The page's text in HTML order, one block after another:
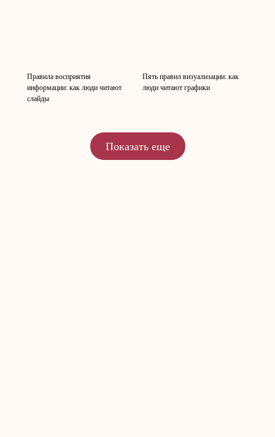
Правила восприятия
информации: как люди читают
слайды
Пять правил визуализации: как
люди читают графики
Показать еще